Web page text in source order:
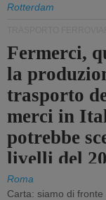
Rotterdam
Fermerci,
la
trasporto
merci in
potrebbe
livelli del
Roma
Carta: siamo di